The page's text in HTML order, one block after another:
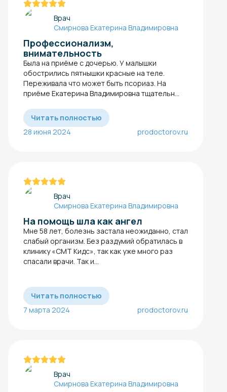
Врач
Смирнова Екатерина Владимировна
Профессионализм,
внимательность
Была на приёме с дочерью. У малышки
обострились пятнышки красные на теле.
Переживала что может быть псориаз. На
приёме Екатерина Владимировна тщательн...
Читать полностью
28 июня 2024
prodoctorov.ru
Врач
Смирнова Екатерина Владимировна
На помощь шла как ангел
Мне 58 лет, болезнь застала неожиданно, стал
слабый организм. Без раздумий обратилась в
клинику «СМТ Кидс», так как уже много раз
спасали врачи. Так и...
Читать полностью
7 марта 2024
prodoctorov.ru
Врач
Смирнова Екатерина Владимировна